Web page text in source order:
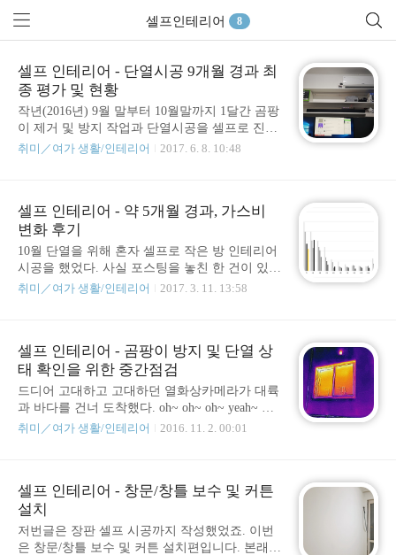
셀프인테리어 8
셀프 인테리어 - 단열시공 9개월 경과 최
종 평가 및 현황
작년(2016년) 9월 말부터 10월말까지 1달간 곰팡
이 제거 및 방지 작업과 단열시공을 셀프로 진행
했었다. 어느세 겨울은 지나가고 여름이 다가오
과를 남기고자 한다. 몇개월만 더 지나면 1년을
채우는 지금 이 시점이 오기까지 방은 이런저런
변천사(책상이 바뀐다던지 등)를 거쳤고 꾸며졌
다. 항시 내가 생활하는 공간이고 작업실이니 만
저 평가하자면, 대만족이다. # 현재까지도 곰팡
동안 방은 따스했고, 난방비는 확실히 줄었다.나
혼자..
취미／여가 생활/인테리어 2017. 6. 8. 10:48
셀프 인테리어 - 약 5개월 경과, 가스비
변화 후기
10월 단열을 위해 혼자 셀프로 작은 방 인테리어
시공을 했었다. 사실 포스팅을 놓친 한 건이 있는
데, 집 안에서 벽 면적 대비 창문의 비율이 제일
시 붙이는 과정을 포스팅하지 않을까 예상만 해
본다. (찍찍이로 탈부착이 되도록 시공을 했던
터라....) 아무튼, 중요한 도시가스 지출 비용을
통계를 내놓은 결과는 다음과 같았다. 도시가스
별다른 변화를 주지 않고, 오히려 어머니에게 추
통계를 냈다. 2013년에 대비해서는 반..
취미／여가 생활/인테리어 2017. 3. 11. 13:58
셀프 인테리어 - 곰팡이 방지 및 단열 상
태 확인을 위한 중간점검
드디어 고대하고 고대하던 열화상카메라가 대륙
과 바다를 건너 도착했다. oh~ oh~ oh~ yeah~ 그
리고 난 다시 충격을 먹겠지~ 두둥실~ 두둥실~
보다 더 저렴한 보급형으로 나온 20만원대(라고
하고 구매비와 관세를 포함해 30만원 초반대라
한다)를 지불하고 열화상카메라를 구매했다. 뭐
건물의 연식이 오래되다보니 아무래도 하나 가
취미／여가 생활/인테리어 2016. 11. 2. 00:01
셀프 인테리어 - 창문/창틀 보수 및 커튼
설치
저번글은 장판 셀프 시공까지 작성했었죠. 이번
은 창문/창틀 보수 및 커튼 설치편입니다. 본래라